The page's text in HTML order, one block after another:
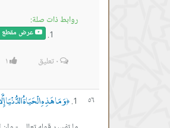
روابط ذات صلة:
عرض مقطع
٠تعليق ١
٥٦ ﴿وَمَا هَذِهِ الْحَيَاةُ الدُّنْيَا